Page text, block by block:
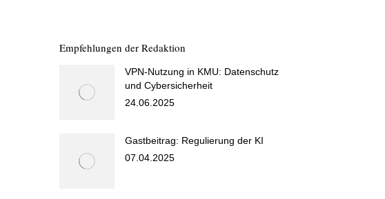
Empfehlungen der Redaktion
VPN-Nutzung in KMU: Datenschutz
und Cybersicherheit
24.06.2025
Gastbeitrag: Regulierung der KI
07.04.2025